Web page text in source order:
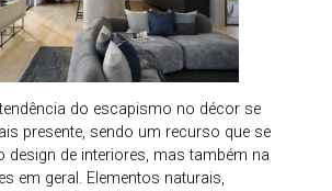
do escapismo no décor se
presente, sendo um recurso que se
de interiores, mas também na
em geral. Elementos naturais,